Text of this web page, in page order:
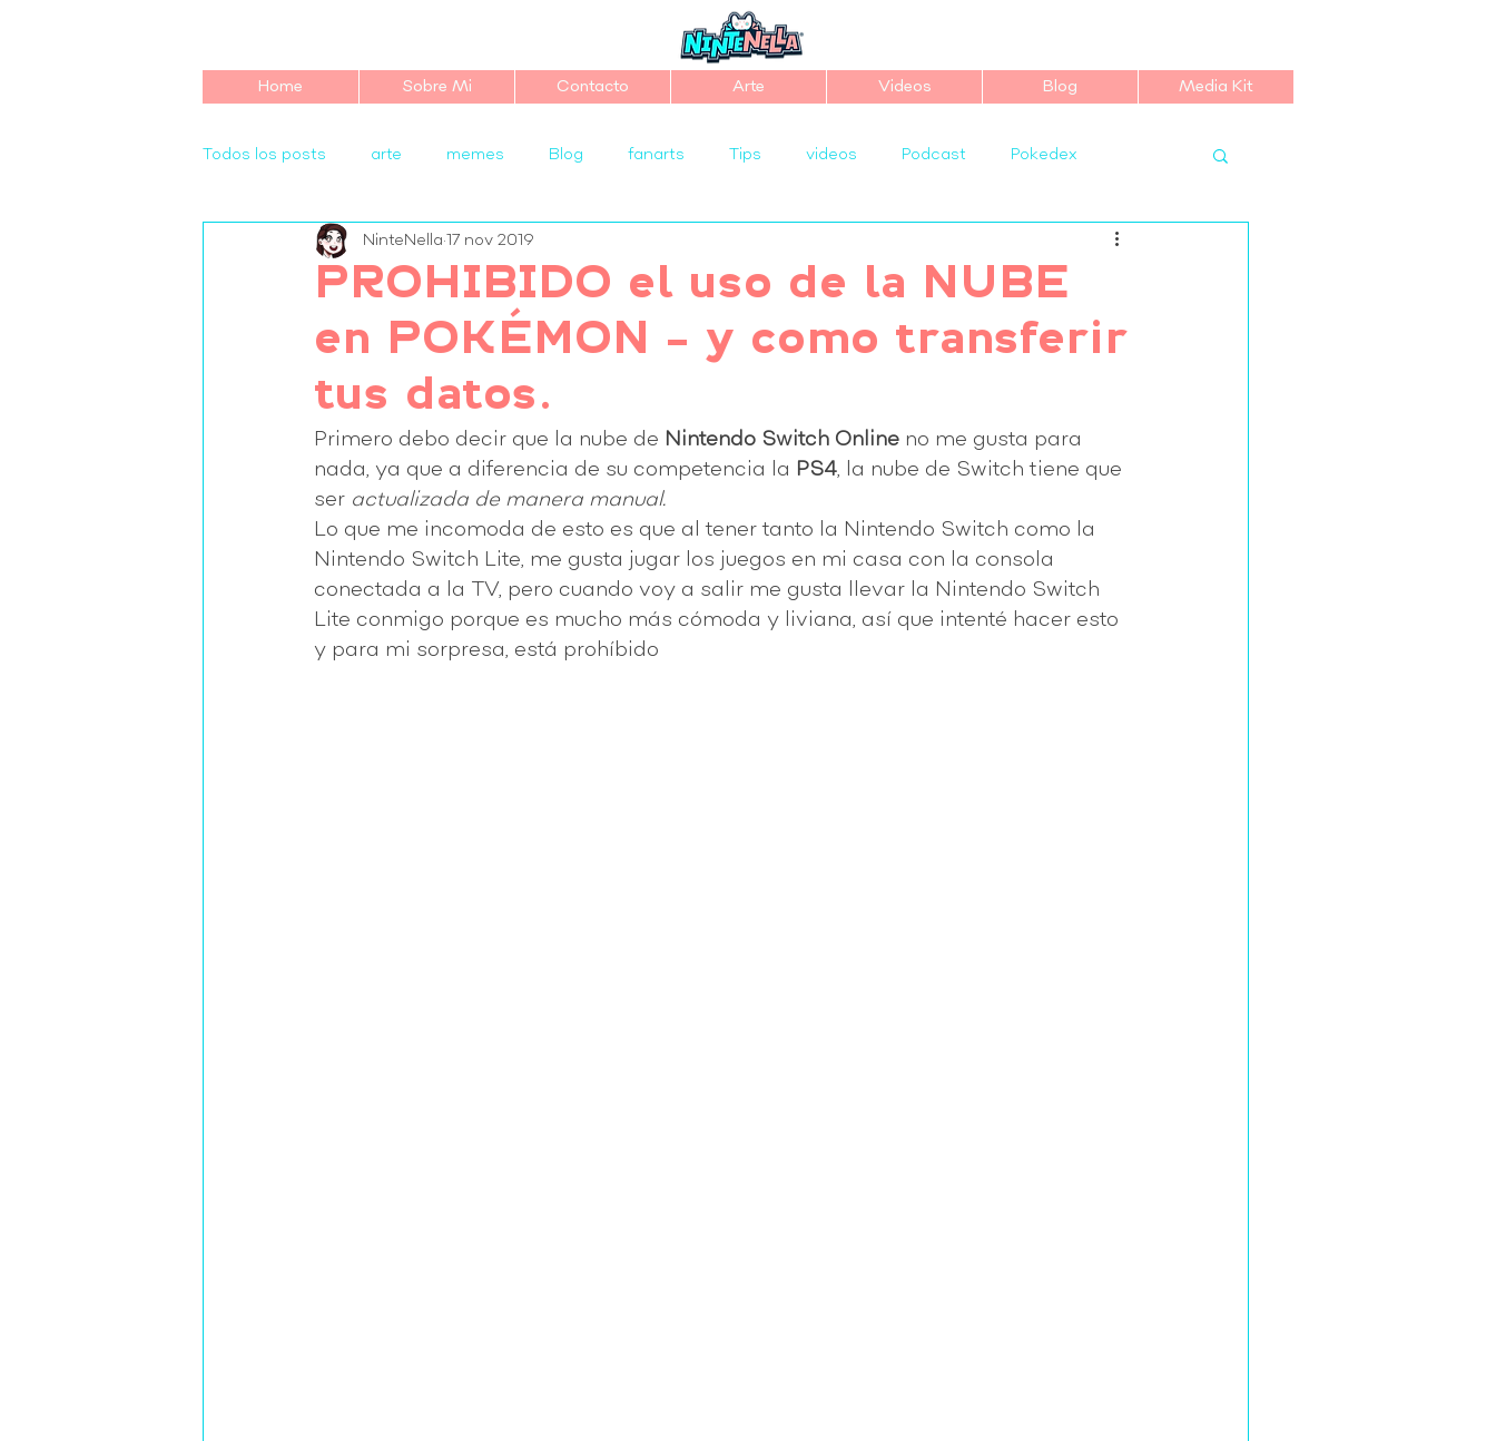
Home Sobre Mi Contacto Arte Videos Blog Media Kit
Todos los posts arte memes Blog fanarts Tips videos Podcast Pokedex
comisiones
PROHIBIDO el uso de la NUBE
en POKÉMON – y como transferir
tus datos.
NinteNella 17 nov 2019
Primero debo decir que la nube de Nintendo Switch Online no me gusta para
nada, ya que a diferencia de su competencia la PS4, la nube de Switch tiene que
ser actualizada de manera manual.
Lo que me incomoda de esto es que al tener tanto la Nintendo Switch como la
Nintendo Switch Lite, me gusta jugar los juegos en mi casa con la consola
conectada a la TV, pero cuando voy a salir me gusta llevar la Nintendo Switch
Lite conmigo porque es mucho más cómoda y liviana, así que intenté hacer esto
y para mi sorpresa, está prohíbido